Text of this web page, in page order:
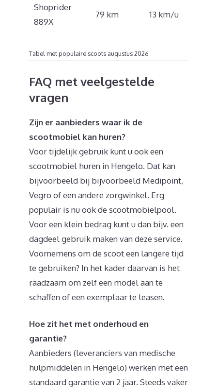
Shoprider
889X
79 km 13 km/u
Tabel met populaire scoots augustus 2026
FAQ met veelgestelde
vragen
Zijn er aanbieders waar ik de
scootmobiel kan huren?
Voor tijdelijk gebruik kunt u ook een
scootmobiel huren in Hengelo. Dat kan
bijvoorbeeld bij bijvoorbeeld Medipoint,
Vegro of een andere zorgwinkel. Erg
populair is nu ook de scootmobielpool.
Voor een klein bedrag kunt u dan bijv. een
dagdeel gebruik maken van deze service.
Voornemens om de scoot een langere tijd
te gebruiken? In het kader daarvan is het
raadzaam om zelf een model aan te
schaffen of een exemplaar te leasen.
Hoe zit het met onderhoud en
garantie?
Aanbieders (leveranciers van medische
hulpmiddelen in Hengelo) werken met een
standaard garantie van 2 jaar. Steeds vaker